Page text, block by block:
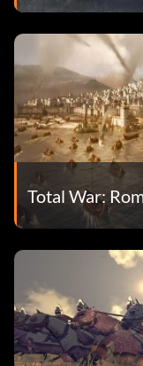
Total War: